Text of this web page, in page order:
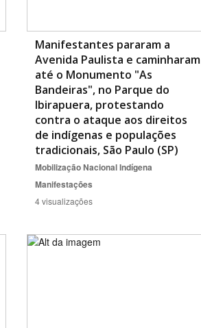
Manifestantes pararam a
Avenida Paulista e caminharam
até o Monumento "As
Bandeiras", no Parque do
Ibirapuera, protestando
contra o ataque aos direitos
de indígenas e populações
tradicionais, São Paulo (SP)
Mobilização Nacional Indígena
Manifestações
4 visualizações